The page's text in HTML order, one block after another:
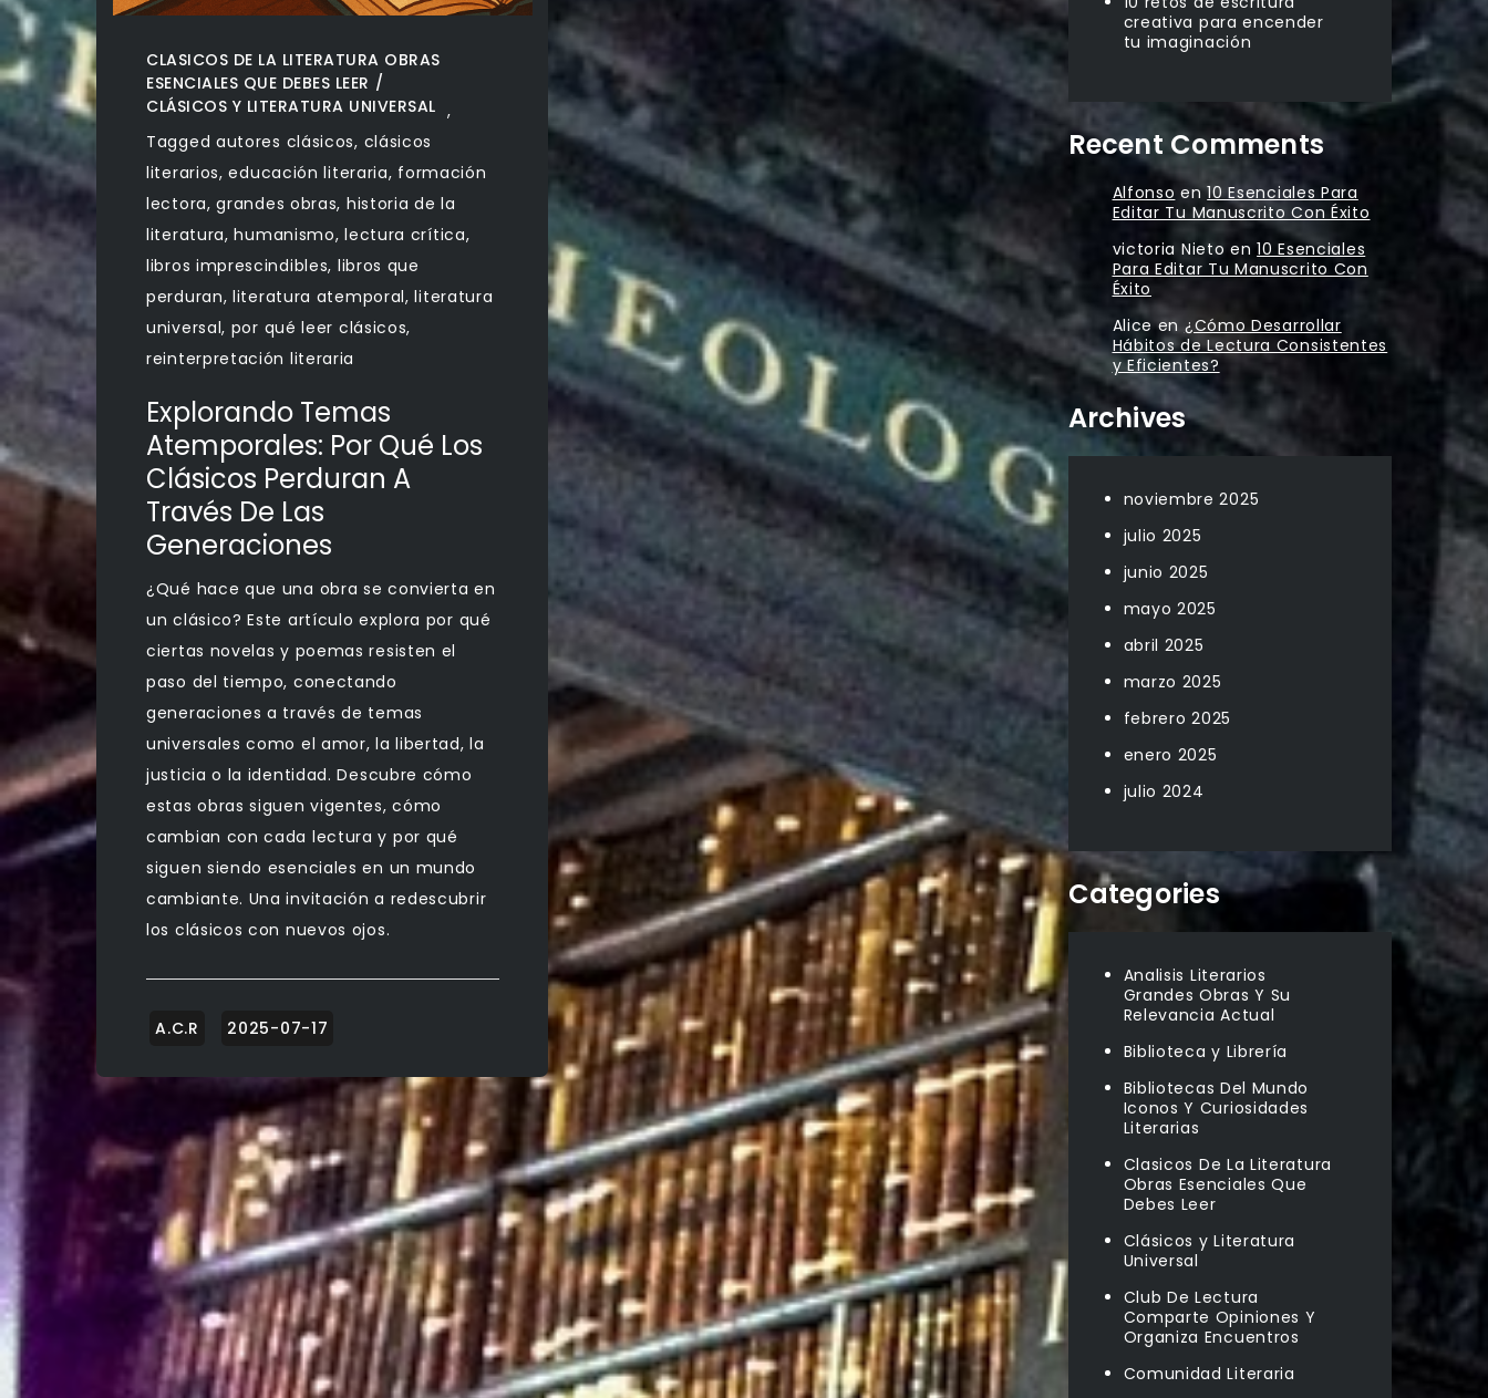
CLASICOS DE LA LITERATURA OBRAS
ESENCIALES QUE DEBES LEER
,
CLÁSICOS Y LITERATURA UNIVERSAL
Tagged autores clásicos, clásicos
literarios,educación literaria, formación
lectora,grandes obras, historia de la
literatura,humanismo,lectura crítica,
libros imprescindibles, libros que
perduran,literatura atemporal,literatura
universal, por qué leer clásicos,
reinterpretación literaria
Explorando Temas
Atemporales: Por Qué Los
Clásicos Perduran A
Través De Las
Generaciones
¿Qué hace que una obra se convierta en
un clásico? Este artículo explora por qué
ciertas novelas y poemas resisten el
paso del tiempo, conectando
generaciones a través de temas
universales como el amor, la libertad, la
justicia o la identidad. Descubre cómo
estas obras siguen vigentes, cómo
cambian con cada lectura y por qué
siguen siendo esenciales en un mundo
cambiante. Una invitación a redescubrir
los clásicos con nuevos ojos.
creativa para encender
tu imaginación
Recent Comments
Alfonso en10 Esenciales Para
Editar Tu Manuscrito Con Éxito
victoria Nieto en10 Esenciales
Para Editar Tu Manuscrito Con
Éxito
Aliceen ¿Cómo Desarrollar
Hábitos de Lectura Consistentes
y Eficientes?
Archives
noviembre 2025
julio 2025
junio 2025
mayo 2025
abril 2025
marzo 2025
febrero 2025
enero 2025
julio 2024
Categories
Analisis Literarios
Grandes Obras Y Su
Relevancia Actual
Biblioteca y Librería
Bibliotecas Del Mundo
Iconos Y Curiosidades
Literarias
Clasicos De La Literatura
Obras Esenciales Que
Debes Leer
Clásicos y Literatura
Universal
Club De Lectura
Comparte Opiniones Y
Organiza Encuentros
Comunidad Literaria